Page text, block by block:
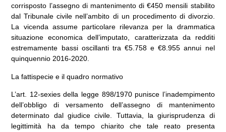
corrisposto l’assegno di mantenimento di €450 mensili stabilito
dal Tribunale civile nell’ambito di un procedimento di divorzio.
La vicenda assume particolare rilevanza per la drammatica
situazione economica dell’imputato, caratterizzata da redditi
estremamente bassi oscillanti tra €5.758 e €8.955 annui nel
quinquennio 2016-2020.
La fattispecie e il quadro normativo
L’art. 12-sexies della legge 898/1970punisce l’inadempimento
dell’obbligo di versamento dell’assegno di mantenimento
determinato dal giudice civile. Tuttavia, la giurisprudenza di
legittimità ha da tempo chiarito che tale reato presenta